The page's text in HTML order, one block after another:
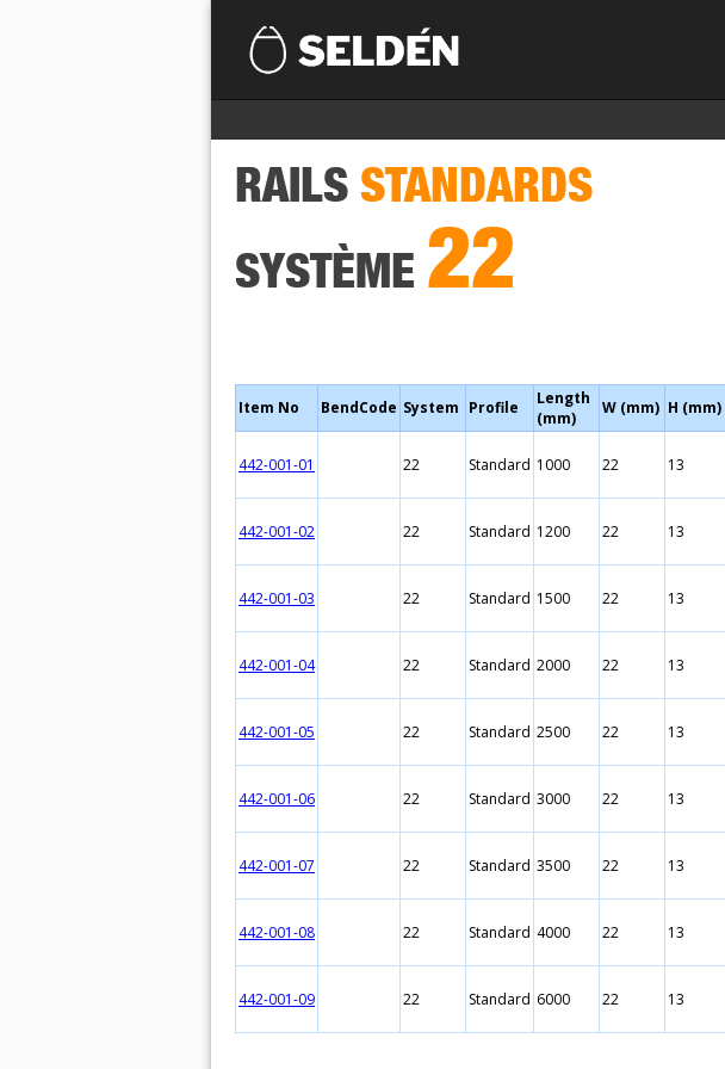
RAILS STANDARDS
SYSTÈME 22
Item No BendCode System Profile
Length
(mm)
W (mm) H (mm)
442-001-01 22 Standard 1000 22 13
442-001-02 22 Standard 1200 22 13
442-001-03 22 Standard 1500 22 13
442-001-04 22 Standard 2000 22 13
442-001-05 22 Standard 2500 22 13
442-001-06 22 Standard 3000 22 13
442-001-07 22 Standard 3500 22 13
442-001-08 22 Standard 4000 22 13
442-001-09 22 Standard 6000 22 13